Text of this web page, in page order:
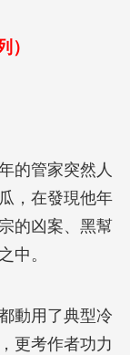
）
的管家突然人
，在發現他年
的凶案、黑幫
中。
動用了典型冷
更考作者功力